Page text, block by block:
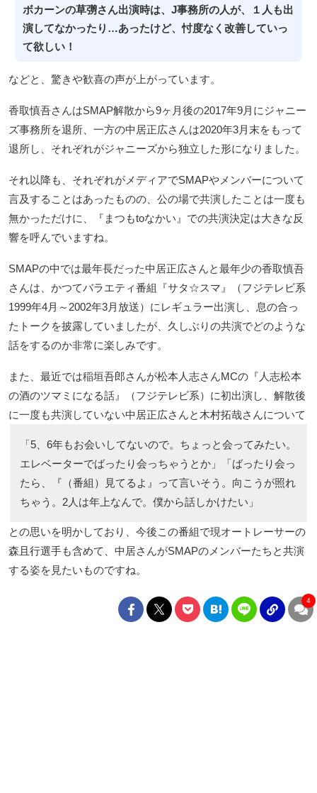
ボカーンの草彅さん出演時は、J事務所の人が、１人も出
演してなかったり…あったけど、忖度なく改善していっ
て欲しい！
などと、驚きや歓喜の声が上がっています。
香取慎吾さんはSMAP解散から9ヶ月後の2017年9月にジャニー
ズ事務所を退所、一方の中居正広さんは2020年3月末をもって
退所し、それぞれがジャニーズから独立した形になりました。
それ以降も、それぞれがメディアでSMAPやメンバーについて
言及することはあったものの、公の場で共演したことは一度も
無かっただけに、『まつもtoなかい』での共演決定は大きな反
響を呼んでいますね。
SMAPの中では最年長だった中居正広さんと最年少の香取慎吾
さんは、かつてバラエティ番組『サタ☆スマ』（フジテレビ系
1999年4月～2002年3月放送）にレギュラー出演し、息の合っ
たトークを披露していましたが、久しぶりの共演でどのような
話をするのか非常に楽しみです。
また、最近では稲垣吾郎さんが松本人志さんMCの『人志松本
の酒のツマミになる話』（フジテレビ系）に初出演し、解散後
に一度も共演していない中居正広さんと木村拓哉さんについて
「5、6年もお会いしてないので。ちょっと会ってみたい。
エレベーターでばったり会っちゃうとか」「ばったり会っ
たら、『（番組）見てるよ』って言いそう。向こうが照れ
ちゃう。2人は年上なんで。僕から話しかけたい」
との思いを明かしており、今後この番組で現オートレーサーの
森且行選手も含めて、中居さんがSMAPのメンバーたちと共演
する姿を見たいものですね。
4